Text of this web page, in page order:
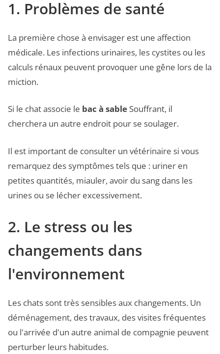
1. Problèmes de santé
La première chose à envisager est une affection
médicale. Les infections urinaires, les cystites ou les
calculs rénaux peuvent provoquer une gêne lors de la
miction.
Si le chat associe le bac à sable Souffrant, il
cherchera un autre endroit pour se soulager.
Il est important de consulter un vétérinaire si vous
remarquez des symptômes tels que : uriner en
petites quantités, miauler, avoir du sang dans les
urines ou se lécher excessivement.
2. Le stress ou les
changements dans
l'environnement
Les chats sont très sensibles aux changements. Un
déménagement, des travaux, des visites fréquentes
ou l'arrivée d'un autre animal de compagnie peuvent
perturber leurs habitudes.